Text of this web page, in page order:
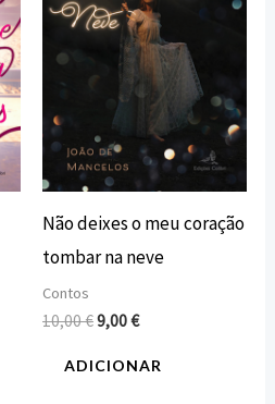
Não deixes o meu coração
tombar na neve
Contos
10,00€9,00€
ADICIONAR